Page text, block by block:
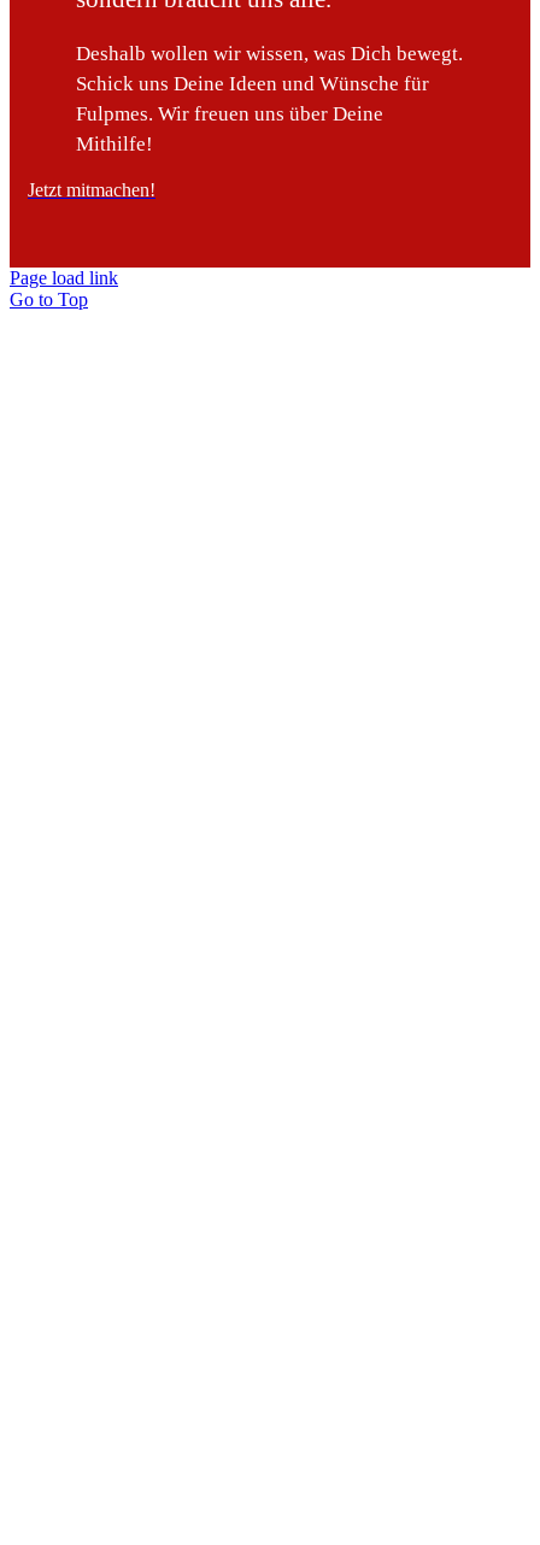
Deshalb wollen wir wissen, was Dich bewegt.
Schick uns Deine Ideen und Wünsche für
Fulpmes. Wir freuen uns über Deine
Mithilfe!
Jetzt mitmachen!
Page load link
Go to Top